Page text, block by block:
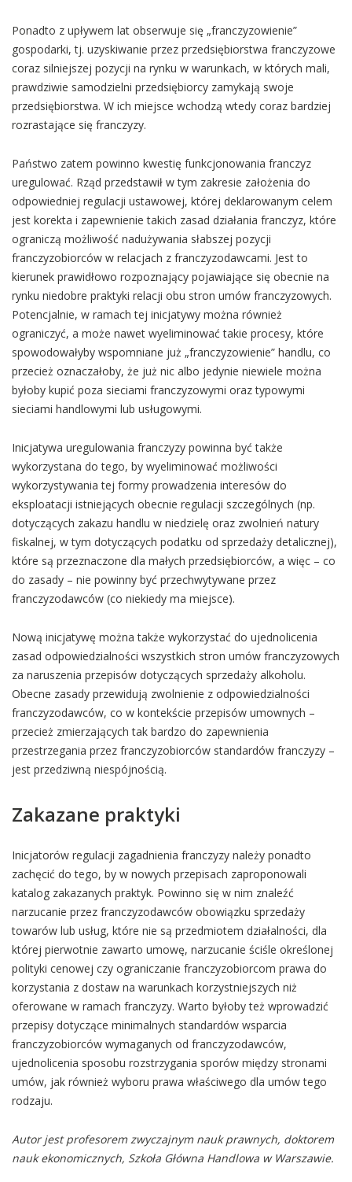
Ponadto z upływem lat obserwuje się „franczyzowienie”
gospodarki, tj. uzyskiwanie przez przedsiębiorstwa franczyzowe
coraz silniejszej pozycji na rynku w warunkach, w których mali,
prawdziwie samodzielni przedsiębiorcy zamykają swoje
przedsiębiorstwa. W ich miejsce wchodzą wtedy coraz bardziej
rozrastające się franczyzy.
Państwo zatem powinno kwestię funkcjonowania franczyz
uregulować. Rząd przedstawił w tym zakresie założenia do
odpowiedniej regulacji ustawowej, której deklarowanym celem
jest korekta i zapewnienie takich zasad działania franczyz, które
ograniczą możliwość nadużywania słabszej pozycji
franczyzobiorców w relacjach z franczyzodawcami. Jest to
kierunek prawidłowo rozpoznający pojawiające się obecnie na
rynku niedobre praktyki relacji obu stron umów franczyzowych.
Potencjalnie, w ramach tej inicjatywy można również
ograniczyć, a może nawet wyeliminować takie procesy, które
spowodowałyby wspomniane już „franczyzowienie” handlu, co
przecież oznaczałoby, że już nic albo jedynie niewiele można
byłoby kupić poza sieciami franczyzowymi oraz typowymi
sieciami handlowymi lub usługowymi.
Inicjatywa uregulowania franczyzy powinna być także
wykorzystana do tego, by wyeliminować możliwości
wykorzystywania tej formy prowadzenia interesów do
eksploatacji istniejących obecnie regulacji szczególnych (np.
dotyczących zakazu handlu w niedzielę oraz zwolnień natury
fiskalnej, w tym dotyczących podatku od sprzedaży detalicznej),
które są przeznaczone dla małych przedsiębiorców, a więc – co
do zasady – nie powinny być przechwytywane przez
franczyzodawców (co niekiedy ma miejsce).
Nową inicjatywę można także wykorzystać do ujednolicenia
zasad odpowiedzialności wszystkich stron umów franczyzowych
za naruszenia przepisów dotyczących sprzedaży alkoholu.
Obecne zasady przewidują zwolnienie z odpowiedzialności
franczyzodawców, co w kontekście przepisów umownych –
przecież zmierzających tak bardzo do zapewnienia
przestrzegania przez franczyzobiorców standardów franczyzy –
jest przedziwną niespójnością.
Zakazane praktyki
Inicjatorów regulacji zagadnienia franczyzy należy ponadto
zachęcić do tego, by w nowych przepisach zaproponowali
katalog zakazanych praktyk. Powinno się w nim znaleźć
narzucanie przez franczyzodawców obowiązku sprzedaży
towarów lub usług, które nie są przedmiotem działalności, dla
której pierwotnie zawarto umowę, narzucanie ściśle określonej
polityki cenowej czy ograniczanie franczyzobiorcom prawa do
korzystania z dostaw na warunkach korzystniejszych niż
oferowane w ramach franczyzy. Warto byłoby też wprowadzić
przepisy dotyczące minimalnych standardów wsparcia
franczyzobiorców wymaganych od franczyzodawców,
ujednolicenia sposobu rozstrzygania sporów między stronami
umów, jak również wyboru prawa właściwego dla umów tego
rodzaju.
Autor jest profesorem zwyczajnym nauk prawnych, doktorem
nauk ekonomicznych, Szkoła Główna Handlowa w Warszawie.